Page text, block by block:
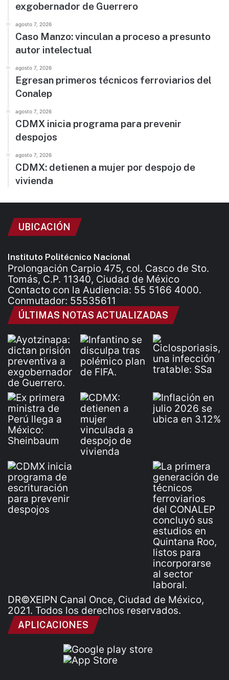
exgobernador de Guerrero
agosto 7, 2026
Caso Manzo: vinculan a proceso a presunto
autor intelectual
agosto 7, 2026
Egresan primeros técnicos ferroviarios del
Conalep
agosto 7, 2026
CDMX inicia programa para prevenir
despojos
agosto 7, 2026
CDMX: detienen a mujer por despojo de
vivienda
UBICACIÓN
Instituto Politécnico Nacional
Prolongación Carpio 475, col. Casco de Sto.
Tomás, C.P. 11340, Ciudad de México
Contacto con la Audiencia: 55 5166 4000.
Conmutador: 55535611
ÚLTIMAS NOTAS ACTUALIZADAS
DR©XEIPN Canal Once, Ciudad de México,
2021. Todos los derechos reservados.
APLICACIONES